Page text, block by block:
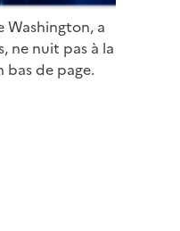
Washington, a
ne nuit pas à la
bas de page.